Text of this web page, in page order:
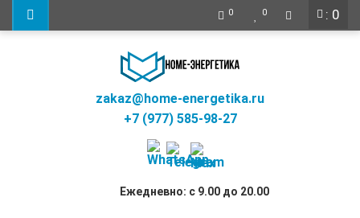
: 0
0 0
zakaz@home-energetika.ru
+7 (977) 585-98-27
Ежедневно: с 9.00 до 20.00